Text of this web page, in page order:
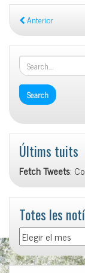
Anterior
Últims tuits
Fetch Tweets:
Totes les
Totes
les
notícies